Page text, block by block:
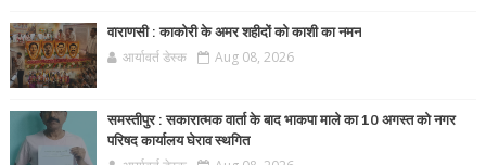
वाराणसी : काकोरी के अमर शहीदों को काशी का नमन
आर्यावर्त डेस्क Aug 08, 2026
समस्तीपुर : सकारात्मक वार्ता के बाद भाकपा माले का 10 अगस्त को नगर
परिषद कार्यालय घेराव स्थगित